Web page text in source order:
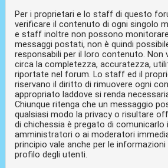
Per i proprietari e lo staff di questo
verificare il contenuto di ogni singolo
e staff inoltre non possono
messaggi postati, non è quindi
responsabili per il loro contenuto. Non
circa la completezza, accuratezza,
riportate nel forum. Lo staff ed il
riservano il diritto di rimuovere ogni
appropriato laddove si renda
Chiunque ritenga che un messaggio
qualsiasi modo la privacy o risultare
di chichessia è pregato di comunicarlo
amministratori o ai moderatori
principio vale anche per le
profilo degli utenti.